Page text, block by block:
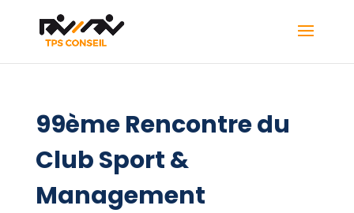
99ème Rencontre du
Club Sport &
Management